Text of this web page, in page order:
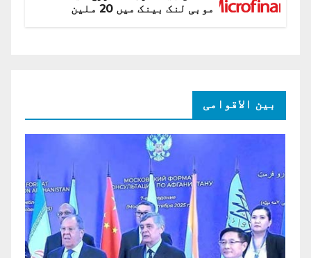
موبی لنک بینک میں 20 ملین
بین الاقوامی